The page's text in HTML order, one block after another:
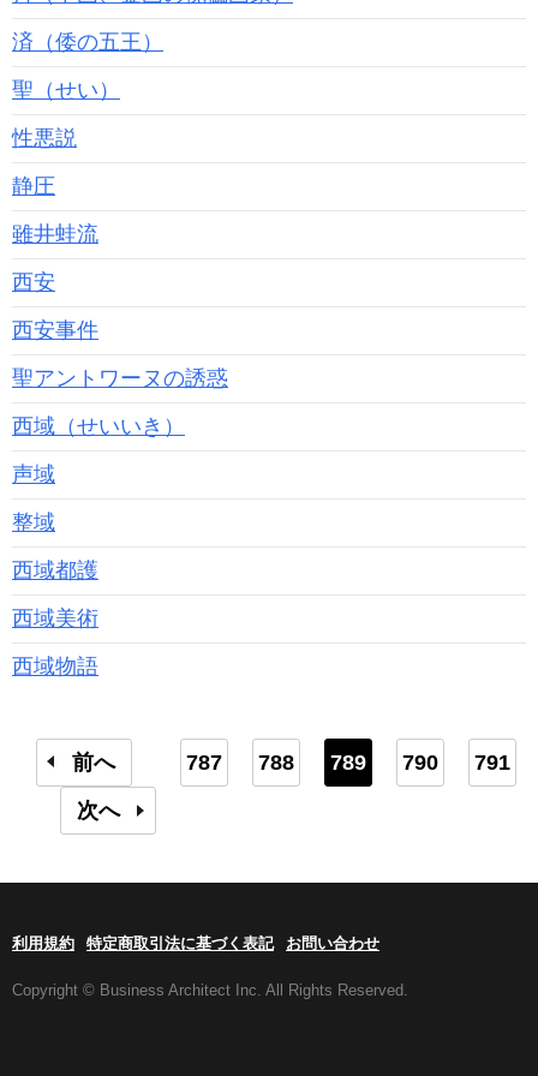
済（倭の五王）
聖（せい）
性悪説
静圧
雖井蛙流
西安
西安事件
聖アントワーヌの誘惑
西域（せいいき）
声域
整域
西域都護
西域美術
西域物語
前へ 787 788 789 790
791
次へ
利用規約 特定商取引法に基づく表記 お問い合わせ
Copyright © Business Architect Inc. All Rights Reserved.